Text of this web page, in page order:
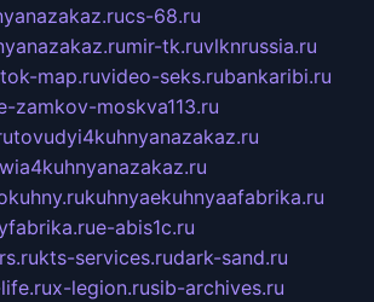
cs-68.ru
mir-tk.ruvlknrussia.ru
map.ruvideo-seks.rubankaribi.ru
zamkov-moskva113.ru
tovudyi4kuhnyanazakaz.ru
kuhnyaekuhnyaafabrika.ru
e-abis1c.ru
kts-services.rudark-sand.ru
x-legion.rusib-archives.ru